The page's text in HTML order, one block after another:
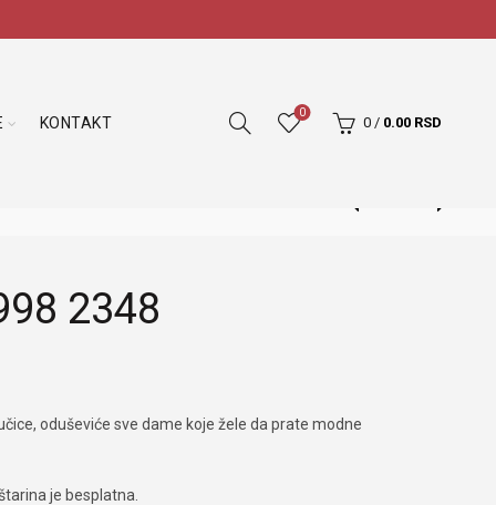
KONTAKT
0
0 / 0.00 RSD
2348
oduševiće sve dame koje žele da prate modne
je besplatna.